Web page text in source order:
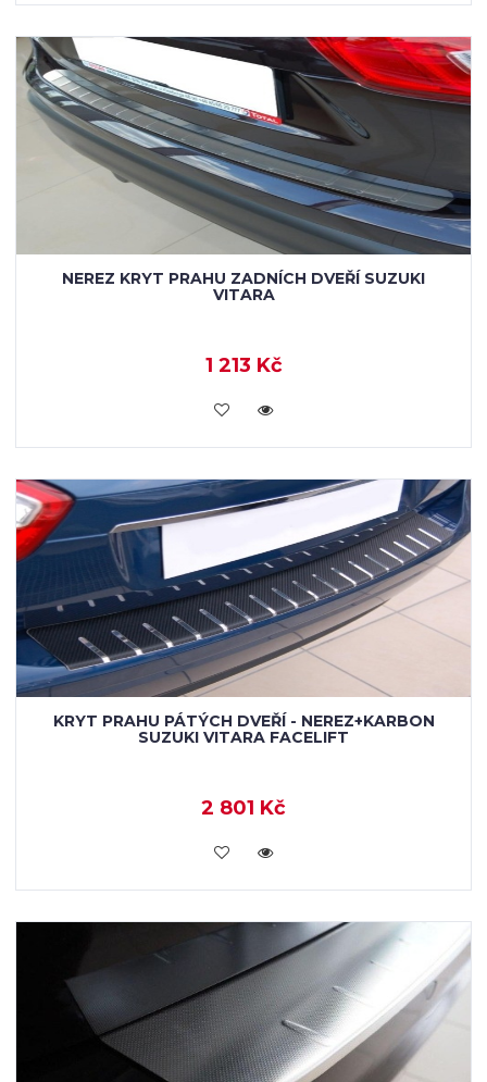
NEREZ KRYT PRAHU ZADNÍCH DVEŘÍ SUZUKI
VITARA
1 213 Kč
KOUPIT
KRYT PRAHU PÁTÝCH DVEŘÍ - NEREZ+KARBON
SUZUKI VITARA FACELIFT
2 801 Kč
KOUPIT